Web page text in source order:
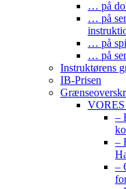
… på
… på
… på
… på
Instruktørens
IB-Prisen
–
–
–